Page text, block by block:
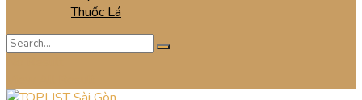
Thuốc Lá